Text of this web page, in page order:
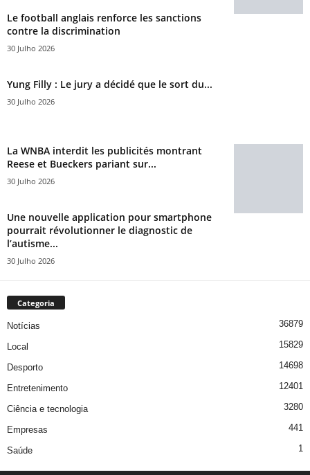
Le football anglais renforce les sanctions
contre la discrimination
30 Julho 2026
Yung Filly : Le jury a décidé que le sort du...
30 Julho 2026
La WNBA interdit les publicités montrant
Reese et Bueckers pariant sur...
30 Julho 2026
Une nouvelle application pour smartphone
pourrait révolutionner le diagnostic de
l’autisme...
30 Julho 2026
Categoria
Notícias 36879
Local 15829
Desporto 14698
Entretenimento 12401
Ciência e tecnologia 3280
Empresas 441
Saúde 1